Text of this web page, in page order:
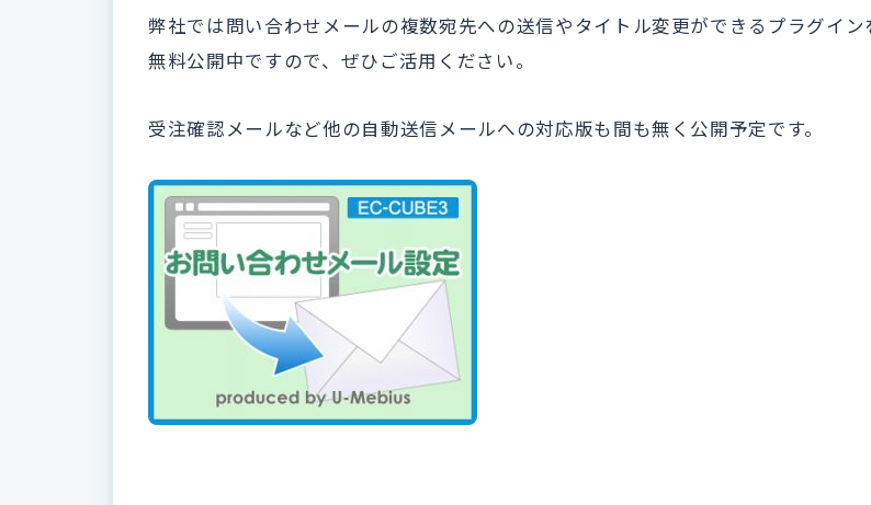
弊社では問い合わせメールの複数宛先への送信やタイトル変更ができるプラグイン
無料公開中ですので、ぜひご活用ください。
受注確認メールなど他の自動送信メールへの対応版も間も無く公開予定です。